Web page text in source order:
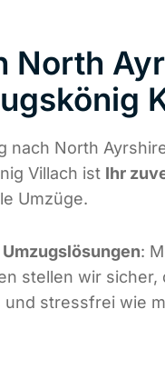
North
nach North
Villach ist Ihr
Umzüge.
:
stellen wir sicher,
stressfrei wie